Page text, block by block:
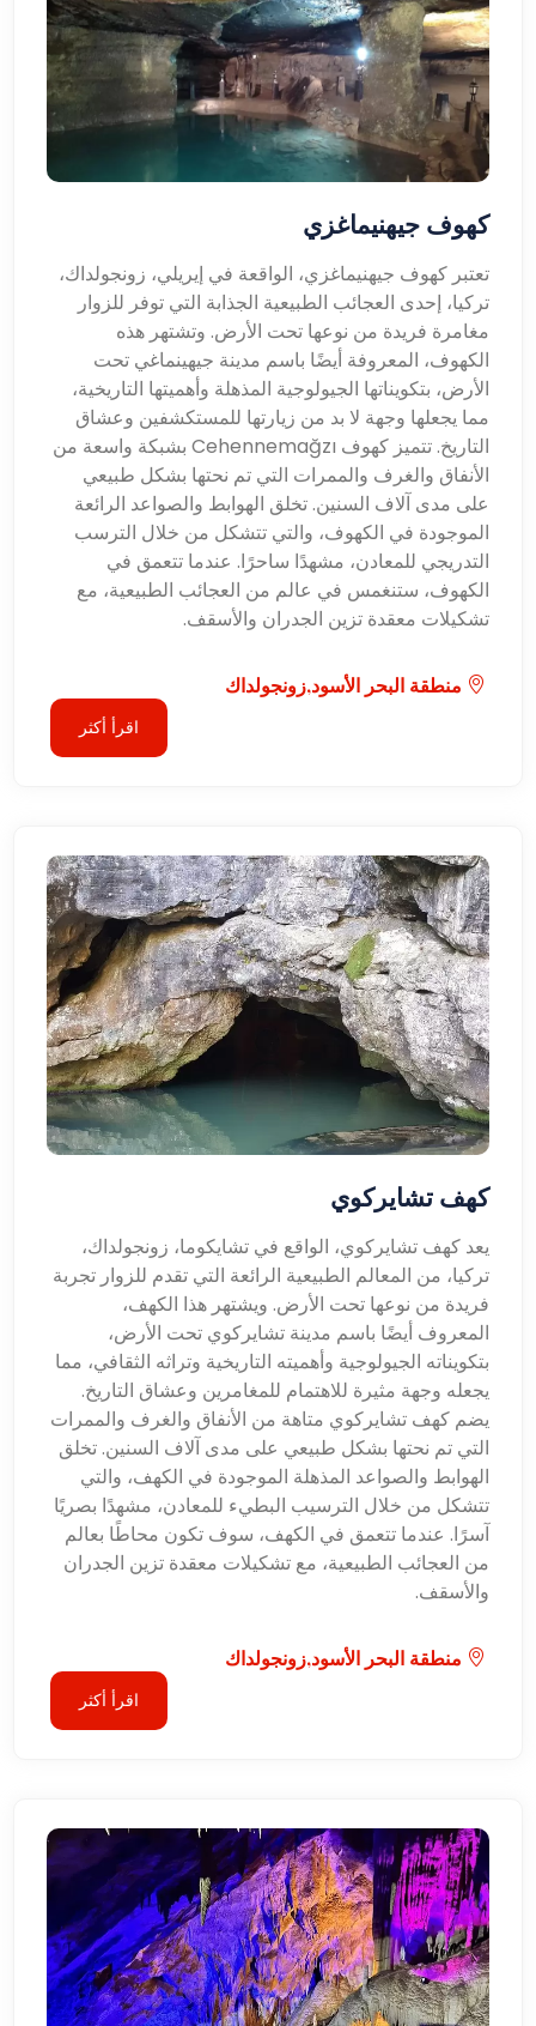
كهوف جيهنيماغزي
تعتبر كهوف جيهنيماغزي، الواقعة في إيريلي، زونجولداك،
تركيا، إحدى العجائب الطبيعية الجذابة التي توفر للزوار
مغامرة فريدة من نوعها تحت الأرض. وتشتهر هذه
الكهوف، المعروفة أيضًا باسم مدينة جيهينماغي تحت
الأرض، بتكويناتها الجيولوجية المذهلة وأهميتها التاريخية،
مما يجعلها وجهة لا بد من زيارتها للمستكشفين وعشاق
التاريخ. تتميز كهوف Cehennemağzı بشبكة واسعة من
الأنفاق والغرف والممرات التي تم نحتها بشكل طبيعي
على مدى آلاف السنين. تخلق الهوابط والصواعد الرائعة
الموجودة في الكهوف، والتي تتشكل من خلال الترسب
التدريجي للمعادن، مشهدًا ساحرًا. عندما تتعمق في
الكهوف، ستنغمس في عالم من العجائب الطبيعية، مع
تشكيلات معقدة تزين الجدران والأسقف.
منطقة البحر الأسود,زونجولداك
اقرأ أكثر
كهف تشايركوي
يعد كهف تشايركوي، الواقع في تشايكوما، زونجولداك،
تركيا، من المعالم الطبيعية الرائعة التي تقدم للزوار تجربة
فريدة من نوعها تحت الأرض. ويشتهر هذا الكهف،
المعروف أيضًا باسم مدينة تشايركوي تحت الأرض،
بتكويناته الجيولوجية وأهميته التاريخية وتراثه الثقافي، مما
يجعله وجهة مثيرة للاهتمام للمغامرين وعشاق التاريخ.
يضم كهف تشايركوي متاهة من الأنفاق والغرف والممرات
التي تم نحتها بشكل طبيعي على مدى آلاف السنين. تخلق
الهوابط والصواعد المذهلة الموجودة في الكهف، والتي
تتشكل من خلال الترسيب البطيء للمعادن، مشهدًا بصريًا
آسرًا. عندما تتعمق في الكهف، سوف تكون محاطًا بعالم
من العجائب الطبيعية، مع تشكيلات معقدة تزين الجدران
والأسقف.
منطقة البحر الأسود,زونجولداك
اقرأ أكثر